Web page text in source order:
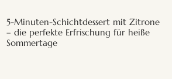
5-Minuten-Schichtdessert mit Zitrone
– die perfekte Erfrischung für heiße
Sommertage